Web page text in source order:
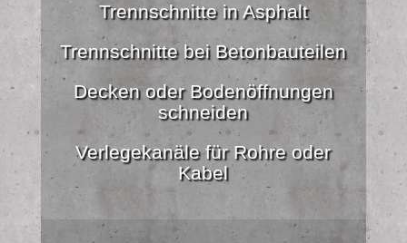
Trennschnitte in Asphalt
Trennschnitte bei Betonbauteilen
Decken oder Bodenöffnungen
schneiden
Verlegekanäle für Rohre oder
Kabel